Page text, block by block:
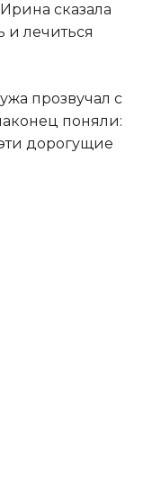
сказала
и лечиться
прозвучал с
поняли:
дорогущие